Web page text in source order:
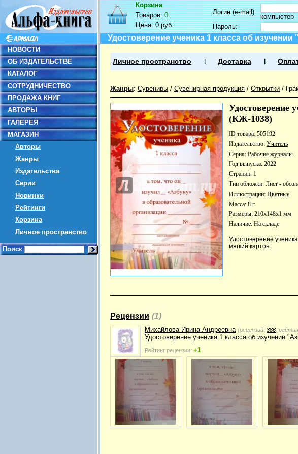
НОВОСТИ
ОБ ИЗДАТЕЛЬСТВЕ
КАТАЛОГ
СОТРУДНИЧЕСТВО
ПРОДАЖА КНИГ
АВТОРЫ
ГАЛЕРЕЯ
МАГАЗИН
Авторы
Жанры
Издательства
Серии
Новинки
Рейтинги
Корзина
Личное пространство
Поиск
Корзина
Товаров:0
Цена:0 руб.
Логин (e-mail):
компьютер
Пароль:
Удостоверение ученика 1 класса об
Личное пространство Доставка
Жанры: Сувениры / Сувенирная продукция / Открытки /
Удостоверение
(КЖ-1038)
ID товара: 505192
Издательство: Учитель
Серия: Рабочие журналы
Год выпуска: 2022
Страниц: 1
Тип обложки: Лист -
Иллюстрации: Цветные
Масса: 8 г
Размеры: 210x148x1 мм
Наличие: На складе
Удостоверение
мягкий картон.
Рецензии (1)
Михайлова Ирина Андреевна (рецензий: 386 ,
Удостоверение ученика 1 класса об изучении
Рейтинг рецензии: +1